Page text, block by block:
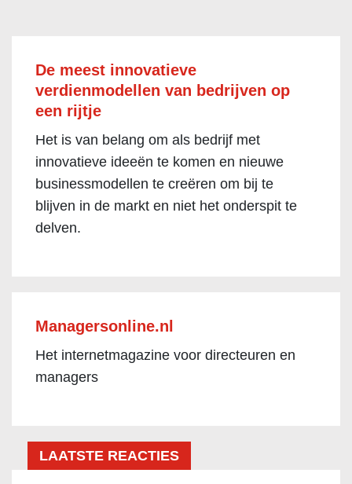
De meest innovatieve
verdienmodellen van bedrijven op
een rijtje
Het is van belang om als bedrijf met
innovatieve ideeën te komen en nieuwe
businessmodellen te creëren om bij te
blijven in de markt en niet het onderspit te
delven.
Managersonline.nl
Het internetmagazine voor directeuren en
managers
LAATSTE REACTIES